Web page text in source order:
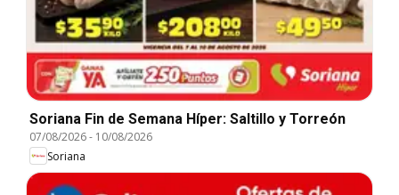
Soriana Fin de Semana Híper: Saltillo y Torreón
07/08/2026- 10/08/2026
Soriana